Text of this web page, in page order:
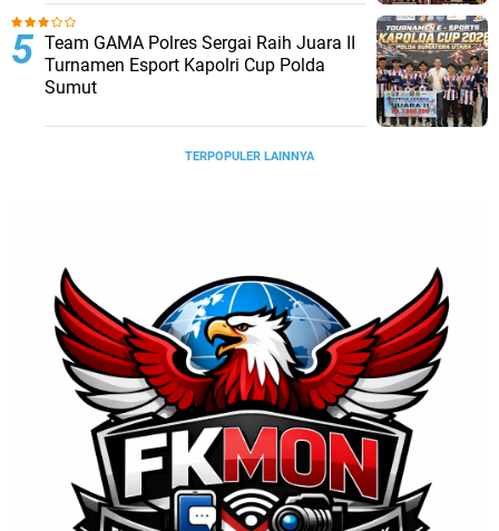
Team GAMA Polres Sergai Raih Juara II
Turnamen Esport Kapolri Cup Polda
Sumut
TERPOPULER LAINNYA